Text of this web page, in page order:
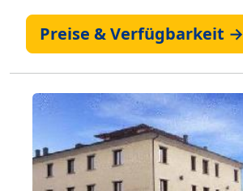
Preise & Verfügbarkeit →